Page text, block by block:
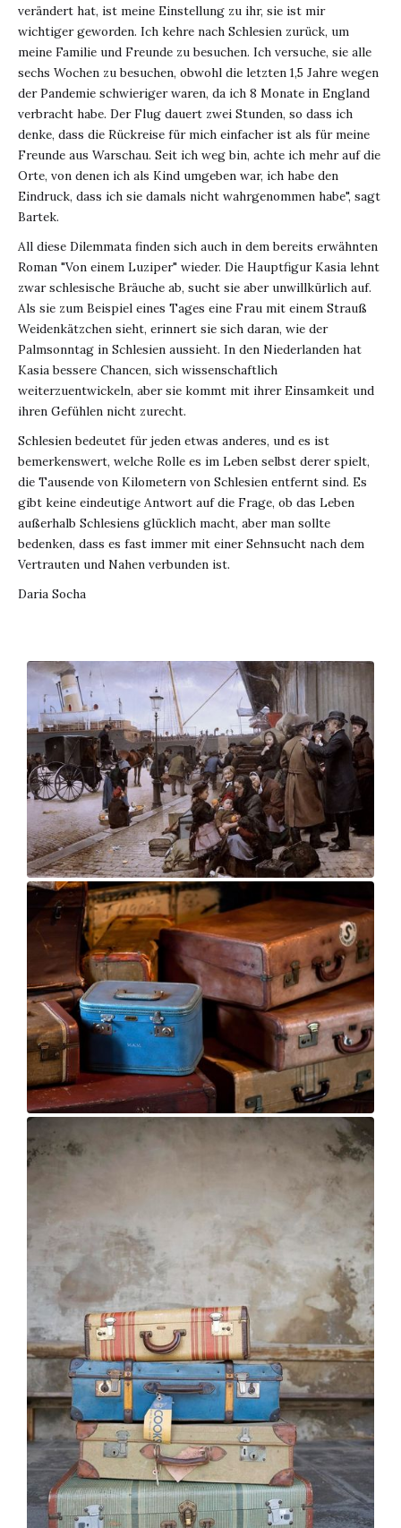
verändert hat, ist meine Einstellung zu ihr, sie ist mir
wichtiger geworden. Ich kehre nach Schlesien zurück, um
meine Familie und Freunde zu besuchen. Ich versuche, sie alle
sechs Wochen zu besuchen, obwohl die letzten 1,5 Jahre wegen
der Pandemie schwieriger waren, da ich 8 Monate in England
verbracht habe. Der Flug dauert zwei Stunden, so dass ich
denke, dass die Rückreise für mich einfacher ist als für meine
Freunde aus Warschau. Seit ich weg bin, achte ich mehr auf die
Orte, von denen ich als Kind umgeben war, ich habe den
Eindruck, dass ich sie damals nicht wahrgenommen habe", sagt
Bartek.
All diese Dilemmata finden sich auch in dem bereits erwähnten
Roman "Von einem Luziper" wieder. Die Hauptfigur Kasia lehnt
zwar schlesische Bräuche ab, sucht sie aber unwillkürlich auf.
Als sie zum Beispiel eines Tages eine Frau mit einem Strauß
Weidenkätzchen sieht, erinnert sie sich daran, wie der
Palmsonntag in Schlesien aussieht. In den Niederlanden hat
Kasia bessere Chancen, sich wissenschaftlich
weiterzuentwickeln, aber sie kommt mit ihrer Einsamkeit und
ihren Gefühlen nicht zurecht.
Schlesien bedeutet für jeden etwas anderes, und es ist
bemerkenswert, welche Rolle es im Leben selbst derer spielt,
die Tausende von Kilometern von Schlesien entfernt sind. Es
gibt keine eindeutige Antwort auf die Frage, ob das Leben
außerhalb Schlesiens glücklich macht, aber man sollte
bedenken, dass es fast immer mit einer Sehnsucht nach dem
Vertrauten und Nahen verbunden ist.
Daria Socha